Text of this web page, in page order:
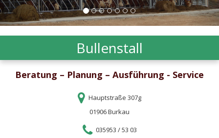
Bullenstall
Beratung – Planung – Ausführung - Service
Hauptstraße 307g
01906 Burkau
035953 / 53 03